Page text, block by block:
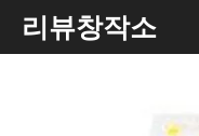
Skip리뷰창작소